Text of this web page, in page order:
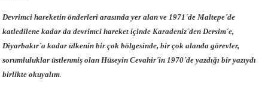
Devrimci hareketin önderleri arasında yer alan ve 1971´de Maltepe´de
katledilene kadar da devrimci hareket içinde Karadeniz´den Dersim´e,
Diyarbakır´a kadar ülkenin bir çok bölgesinde, bir çok alanda görevler,
sorumluluklar üstlenmiş olan Hüseyin Cevahir´in 1970´de yazdığı bir yazıydı
birlikte okuyalım.